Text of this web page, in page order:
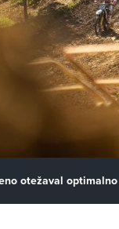
otežaval